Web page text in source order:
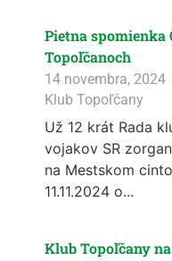
Pietna spomienka
Topoľčanoch
14 novembra, 2024
Klub Topoľčany
Už 12 krát Rada
vojakov SR
na Mestskom
11.11.2024 o...
Klub Topoľčany